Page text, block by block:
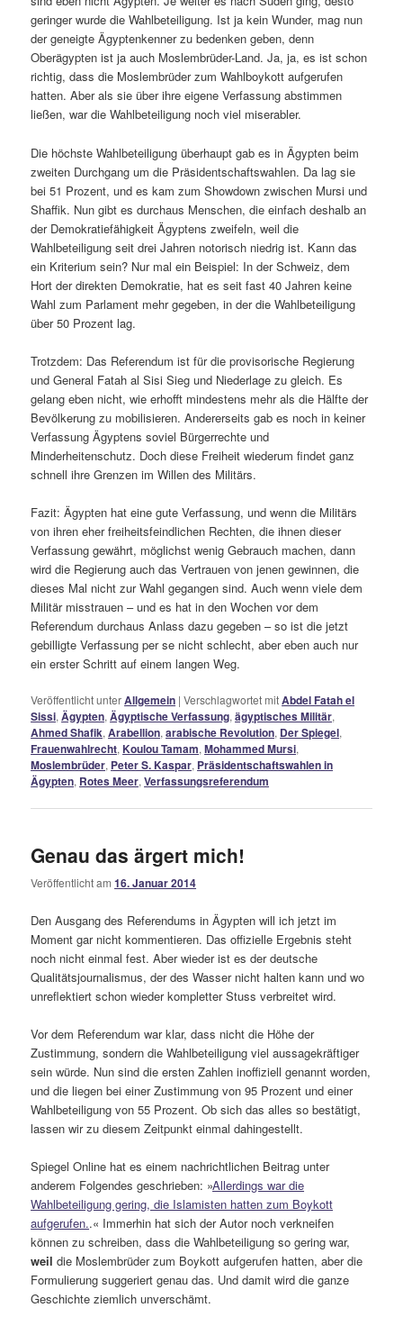
geringer wurde die Wahlbeteiligung. Ist ja kein Wunder, mag nun
der geneigte Ägyptenkenner zu bedenken geben, denn
Oberägypten ist ja auch Moslembrüder-Land. Ja, ja, es ist schon
richtig, dass die Moslembrüder zum Wahlboykott aufgerufen
hatten. Aber als sie über ihre eigene Verfassung abstimmen
ließen, war die Wahlbeteiligung noch viel miserabler.
Die höchste Wahlbeteiligung überhaupt gab es in Ägypten beim
zweiten Durchgang um die Präsidentschaftswahlen. Da lag sie
bei 51 Prozent, und es kam zum Showdown zwischen Mursi und
Shaffik. Nun gibt es durchaus Menschen, die einfach deshalb an
der Demokratiefähigkeit Ägyptens zweifeln, weil die
Wahlbeteiligung seit drei Jahren notorisch niedrig ist. Kann das
ein Kriterium sein? Nur mal ein Beispiel: In der Schweiz, dem
Hort der direkten Demokratie, hat es seit fast 40 Jahren keine
Wahl zum Parlament mehr gegeben, in der die Wahlbeteiligung
über 50 Prozent lag.
Trotzdem: Das Referendum ist für die provisorische Regierung
und General Fatah al Sisi Sieg und Niederlage zu gleich. Es
gelang eben nicht, wie erhofft mindestens mehr als die Hälfte der
Bevölkerung zu mobilisieren. Andererseits gab es noch in keiner
Verfassung Ägyptens soviel Bürgerrechte und
Minderheitenschutz. Doch diese Freiheit wiederum findet ganz
schnell ihre Grenzen im Willen des Militärs.
Fazit: Ägypten hat eine gute Verfassung, und wenn die Militärs
von ihren eher freiheitsfeindlichen Rechten, die ihnen dieser
Verfassung gewährt, möglichst wenig Gebrauch machen, dann
wird die Regierung auch das Vertrauen von jenen gewinnen, die
dieses Mal nicht zur Wahl gegangen sind. Auch wenn viele dem
Militär misstrauen – und es hat in den Wochen vor dem
Referendum durchaus Anlass dazu gegeben – so ist die jetzt
gebilligte Verfassung per se nicht schlecht, aber eben auch nur
ein erster Schritt auf einem langen Weg.
Veröffentlicht unterAllgemein |Verschlagwortet mitAbdel Fatah el
Sissi,Ägypten,Ägyptische Verfassung,ägyptisches Militär,
Ahmed Shafik,Arabellion,arabische Revolution, Der Spiegel,
Frauenwahlrecht,Koulou Tamam,Mohammed Mursi,
Moslembrüder, Peter S. Kaspar, Präsidentschaftswahlen in
Ägypten, Rotes Meer,Verfassungsreferendum
Genau das ärgert mich!
Veröffentlicht am16. Januar 2014
Den Ausgang des Referendums in Ägypten will ich jetzt im
Moment gar nicht kommentieren. Das offizielle Ergebnis steht
noch nicht einmal fest. Aber wieder ist es der deutsche
Qualitätsjournalismus, der des Wasser nicht halten kann und wo
unreflektiert schon wieder kompletter Stuss verbreitet wird.
Vor dem Referendum war klar, dass nicht die Höhe der
Zustimmung, sondern die Wahlbeteiligung viel aussagekräftiger
sein würde. Nun sind die ersten Zahlen inoffiziell genannt worden,
und die liegen bei einer Zustimmung von 95 Prozent und einer
Wahlbeteiligung von 55 Prozent. Ob sich das alles so bestätigt,
lassen wir zu diesem Zeitpunkt einmal dahingestellt.
Spiegel Online hat es einem nachrichtlichen Beitrag unter
anderem Folgendes geschrieben: »Allerdings war die
Wahlbeteiligung gering, die Islamisten hatten zum Boykott
aufgerufen..« Immerhin hat sich der Autor noch verkneifen
können zu schreiben, dass die Wahlbeteiligung so gering war,
weil die Moslembrüder zum Boykott aufgerufen hatten, aber die
Formulierung suggeriert genau das. Und damit wird die ganze
Geschichte ziemlich unverschämt.